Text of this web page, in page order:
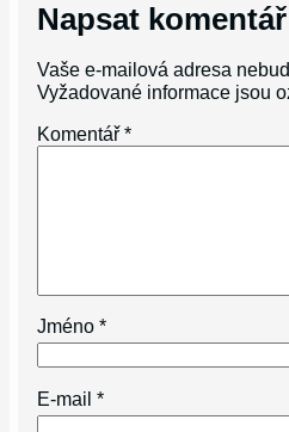
Napsat komentář
Vaše e-mailová adresa
Vyžadované informace jsou
Komentář*
Jméno*
E-mail*